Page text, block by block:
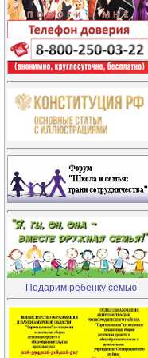
Подарим ребенку семью